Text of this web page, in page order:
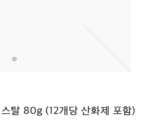
탈 80g (12개당 산화제 포함)